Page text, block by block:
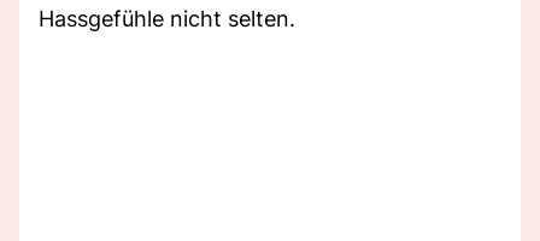
Hassgefühle nicht selten.